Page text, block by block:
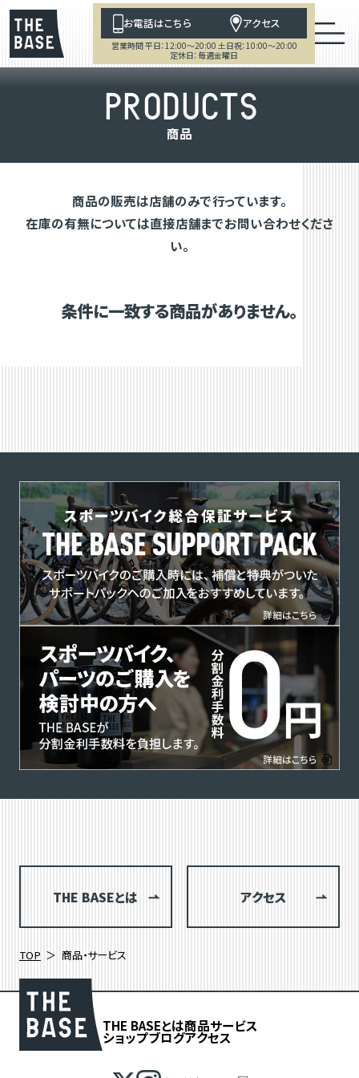
お電話はこちら アクセス
営業時間 平日：12:00～20:00 土日祝：10:00～20:00
定休日：毎週金曜日
PRODUCTS
商品
商品の販売は店舗のみで行っています。
在庫の有無については直接店舗までお問い合わせくださ
い。
条件に一致する商品がありません。
THE BASEとは アクセス
TOP 商品・サービス
THE BASEとは商品サービス
ショップブログアクセス